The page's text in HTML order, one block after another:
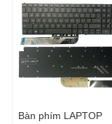
Bàn phím LAPTOP